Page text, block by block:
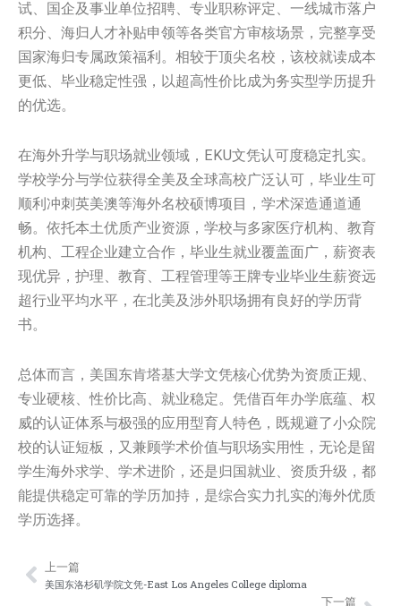
试、国企及事业单位招聘、专业职称评定、一线城市落户
积分、海归人才补贴申领等各类官方审核场景，完整享受
国家海归专属政策福利。相较于顶尖名校，该校就读成本
更低、毕业稳定性强，以超高性价比成为务实型学历提升
的优选。
在海外升学与职场就业领域，EKU文凭认可度稳定扎实。
学校学分与学位获得全美及全球高校广泛认可，毕业生可
顺利冲刺英美澳等海外名校硕博项目，学术深造通道通
畅。依托本土优质产业资源，学校与多家医疗机构、教育
机构、工程企业建立合作，毕业生就业覆盖面广，薪资表
现优异，护理、教育、工程管理等王牌专业毕业生薪资远
超行业平均水平，在北美及涉外职场拥有良好的学历背
书。
总体而言，美国东肯塔基大学文凭核心优势为资质正规、
专业硬核、性价比高、就业稳定。凭借百年办学底蕴、权
威的认证体系与极强的应用型育人特色，既规避了小众院
校的认证短板，又兼顾学术价值与职场实用性，无论是留
学生海外求学、学术进阶，还是归国就业、资质升级，都
能提供稳定可靠的学历加持，是综合实力扎实的海外优质
学历选择。
Prev
上一篇
美国东洛杉矶学院文凭-East Los Angeles College diploma
下一篇